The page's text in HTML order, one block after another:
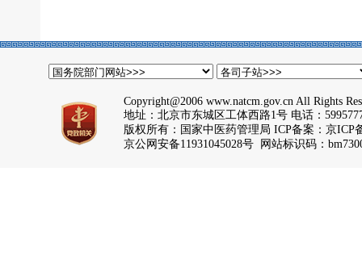
Copyright@2006 www.natcm.gov.cn All Rights
地址：北京市东城区工体西路1号 电话：
版权所有：国家中医药管理局 ICP备案： 京ICP
京公网安备11931045028号 网站标识码：